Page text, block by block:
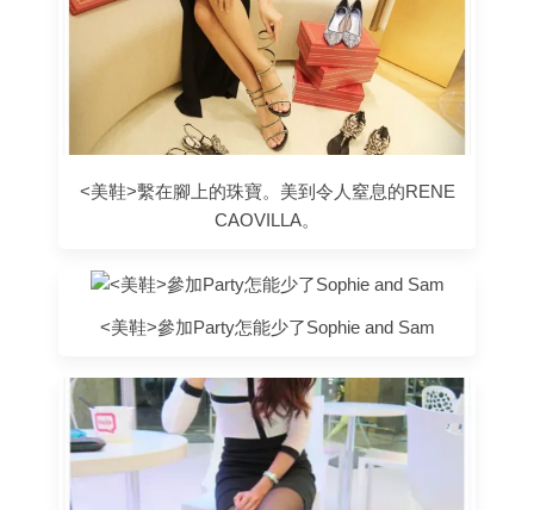
<美鞋>繫在腳上的珠寶。美到令人窒息的RENE
CAOVILLA。
<美鞋>參加Party怎能少了Sophie and Sam